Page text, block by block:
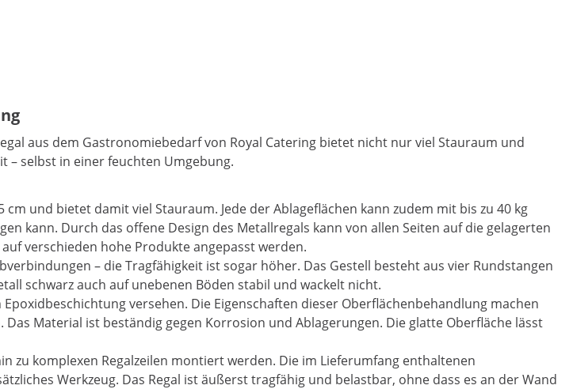
aus dem Gastronomiebedarf von Royal Catering bietet nicht nur viel Stauraum und
– selbst in einer feuchten Umgebung.
und bietet damit viel Stauraum. Jede der Ablageflächen kann zudem mit bis zu 40 kg
kann. Durch das offene Design des Metallregals kann von allen Seiten auf die gelagerten
verschieden hohe Produkte angepasst werden.
– die Tragfähigkeit ist sogar höher. Das Gestell besteht aus vier Rundstangen
schwarz auch auf unebenen Böden stabil und wackelt nicht.
versehen. Die Eigenschaften dieser Oberflächenbehandlung machen
Material ist beständig gegen Korrosion und Ablagerungen. Die glatte Oberfläche lässt
zu komplexen Regalzeilen montiert werden. Die im Lieferumfang enthaltenen
Werkzeug. Das Regal ist äußerst tragfähig und belastbar, ohne dass es an der Wand